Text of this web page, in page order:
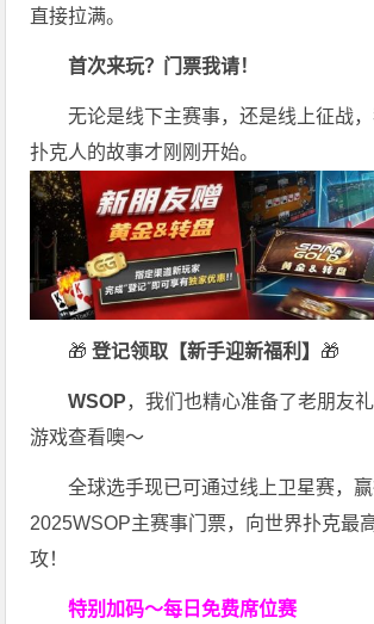
直接拉满。
首次来玩？门票我请！
无论是线下主赛事，还是线上征战
扑克人的故事才刚刚开始。
🎁 登记领取【新手迎新福利】 🎁
WSOP，我们也精心准备了老朋友
游戏查看噢～
全球选手现已可通过线上卫星赛，
2025WSOP主赛事门票，向世界扑克最
攻！
特别加码～每日免费席位赛